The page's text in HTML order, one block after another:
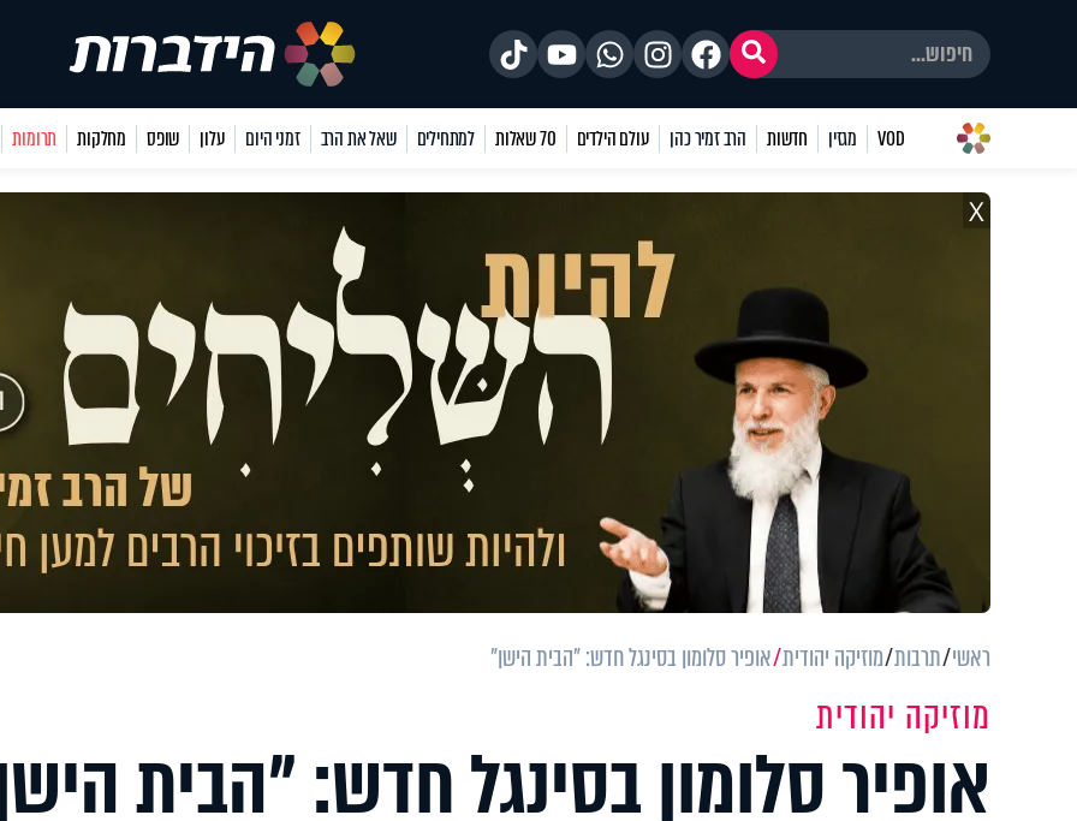
VOD מגזין חדשות הרב זמיר כהן עולם הילדים 70 שאלות למתחילים שאל את הרב זמני היום עלון שופס מחלקות תרומות
X
ראשי תרבות מוזיקה יהודית אופיר סלומון בסינגל חדש: "הבית הישן"
מוזיקה יהודית
אופיר סלומון בסינגל חדש: "הבית